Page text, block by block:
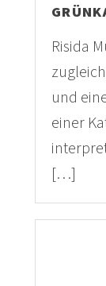
Risida
und
einer
[…]